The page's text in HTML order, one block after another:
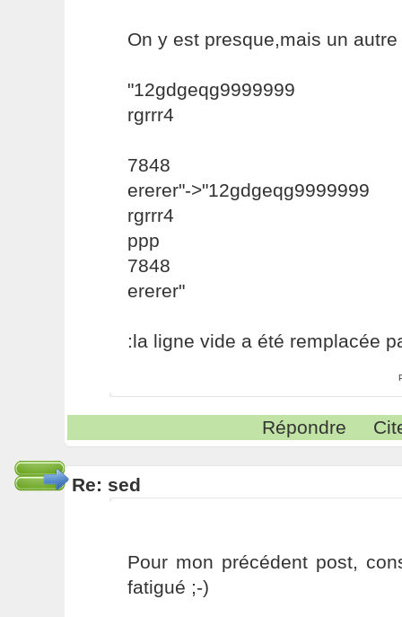
On y est presque,mais un
"12gdgeqg9999999
rgrrr4
7848
ererer"->"12gdgeqg9999999
rgrrr4
ppp
7848
ererer"
:la ligne vide a été remplacée
Répondre
Re: sed
Pour mon précédent post,
fatigué ;-)